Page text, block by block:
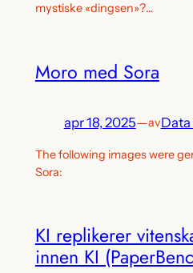
mystiske «dingsen»?…
Moro med Sora
apr 18, 2025—avData
The following images were
Sora:
KI replikerer
innen KI